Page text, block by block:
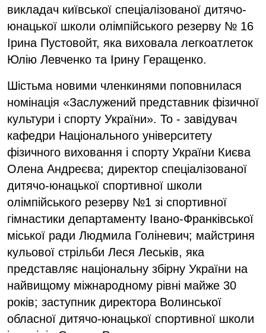
викладач київської спеціалізованої дитячо-
юнацької школи олімпійського резерву № 16
Ірина Пустовойт, яка виховала легкоатлеток
Юлію Левченко та Ірину Геращенко.
Шістьма новими членкинями поповнилася
номінація «Заслужений представник фізичної
культури і спорту України». То - завідувач
кафедри Національного університету
фізичного виховання і спорту України Києва
Олена Андреєва; директор спеціалізованої
дитячо-юнацької спортивної школи
олімпійського резерву №1 зі спортивної
гімнастики департаменту Івано-Франківської
міської ради Людмила Голіневич; майстриня
кульової стрільби Леся Леськів, яка
представляє національну збірну України на
найвищому міжнародному рівні майже 30
років; заступник директора Волинської
обласної дитячо-юнацької спортивної школи